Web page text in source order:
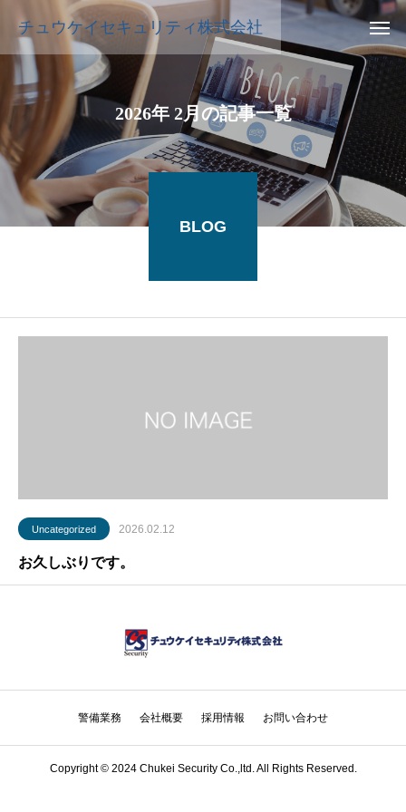
チュウケイセキュリティ株式会社
2026年 2月の記事一覧
BLOG
Uncategorized 2026.02.12
お久しぶりです。
警備業務 会社概要 採用情報 お問い合わせ
Copyright © 2024 Chukei Security Co.,ltd. All Rights Reserved.